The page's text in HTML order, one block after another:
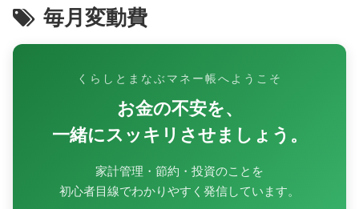
毎月変動費
くらしとまなぶマネー帳へようこそ
お金の不安を、
一緒にスッキリさせましょう。
家計管理・節約・投資のことを
初心者目線でわかりやすく発信しています。